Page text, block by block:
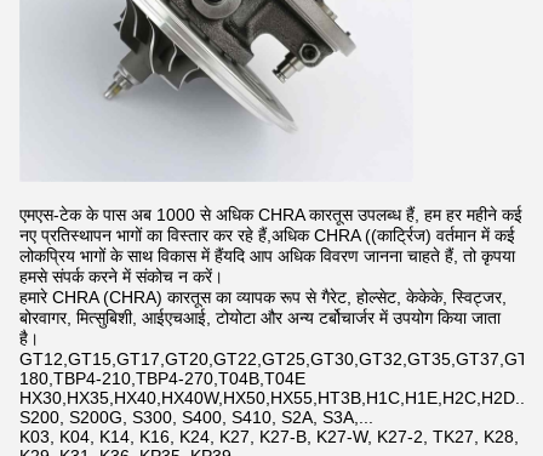
एमएस-टेक के पास अब 1000 से अधिक CHRA कारतूस उपलब्ध हैं, हम हर महीने कई
नए प्रतिस्थापन भागों का विस्तार कर रहे हैं,अधिक CHRA ((कार्ट्रिज) वर्तमान में कई
लोकप्रिय भागों के साथ विकास में हैंयदि आप अधिक विवरण जानना चाहते हैं, तो कृपया
हमसे संपर्क करने में संकोच न करें।
हमारे CHRA (CHRA) कारतूस का व्यापक रूप से गैरेट, होल्सेट, केकेके, स्विट्जर,
बोरवागर, मित्सुबिशी, आईएचआई, टोयोटा और अन्य टर्बोचार्जर में उपयोग किया जाता
है।
180,TBP4-210,TBP4-270,T04B,T04E
HX30,HX35,HX40,HX40W,HX50,HX55,HT3B,H1C,H1E,H2C,H2D...
S200, S200G, S300, S400, S410, S2A, S3A,...
K03, K04, K14, K16, K24, K27, K27-B, K27-W, K27-2, TK27, K28,